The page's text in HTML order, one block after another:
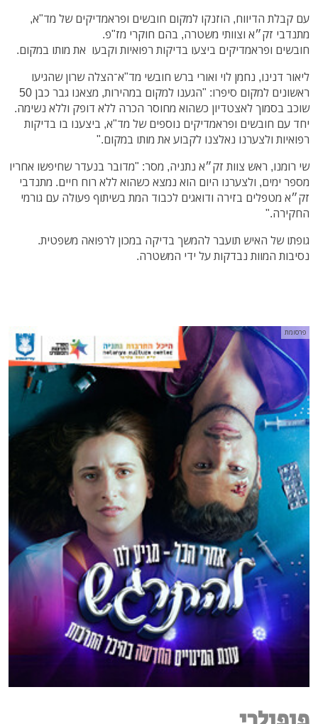
עם קבלת הדיווח, הוזנקו למקום חובשים ופראמדיקים של מד"א,
מתנדבי זק״א וצוותי משטרה, בהם חוקרי מז"פ.
חובשים ופראמדיקים ביצעו בדיקות רפואיות וקבעו את מותו במקום.
ליאור דנינו, נחמן לוי ואורי ברש חובשי מד"א־הצלה שרון שהגיעו
ראשונים למקום סיפרו: "הגענו למקום במהירות, מצאנו גבר כבן 50
שוכב בסמוך לאצטדיון כשהוא מחוסר הכרה ללא דופק וללא נשימה.
יחד עם חובשים ופראמדיקים נוספים של מד"א, ביצענו בו בדיקות
רפואיות ולצערנו נאלצנו לקבוע את מותו במקום."
שי רומנו, ראש צוות זק״א נתניה, מסר: "מדובר בנעדר שחיפשו אחריו
מספר ימים, ולצערנו היום הוא נמצא כשהוא ללא רוח חיים. מתנדבי
זק״א מטפלים בזירה ודואגים לכבוד המת בשיתוף פעולה עם גורמי
החקירה."
גופתו של האיש תועבר להמשך בדיקה במכון לרפואה משפטית.
נסיבות המוות נבדקות על ידי המשטרה.
פרסומת